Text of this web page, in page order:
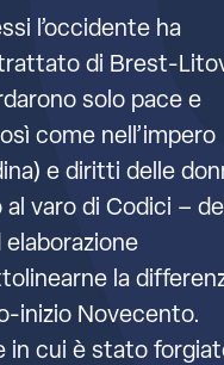
l’occidente ha
di Brest-
solo pace e
come nell’impero
e diritti delle
varo di Codici –
la
inizio Novecento.
in cui è stato